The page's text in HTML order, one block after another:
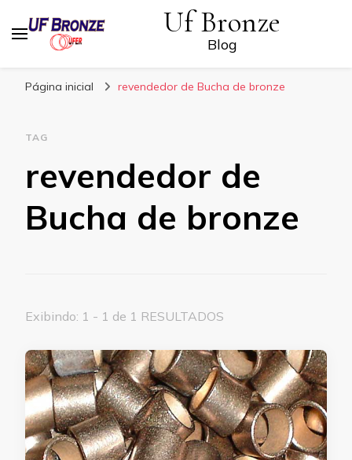
Uf Bronze
Blog
Página inicial revendedor de Bucha de bronze
TAG
revendedor de
Bucha de bronze
Exibindo: 1 - 1 de 1 RESULTADOS